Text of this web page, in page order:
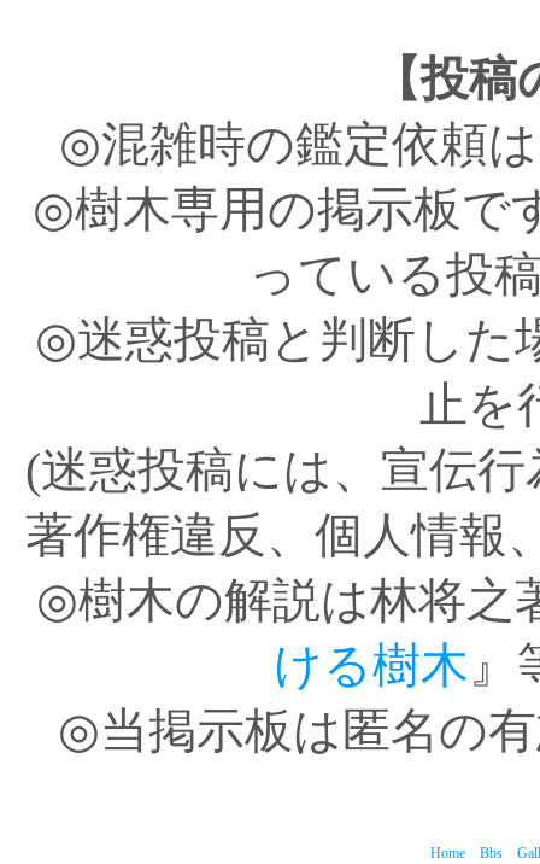
【投
◎混雑時の鑑定依頼
◎樹木専用の掲示板で
っている投
◎迷惑投稿と判断した
止を
(迷惑投稿には、宣伝
著作権違反、個人情報
◎樹木の解説は林将之
ける樹木』
◎当掲示板は匿名の
Home Bbs